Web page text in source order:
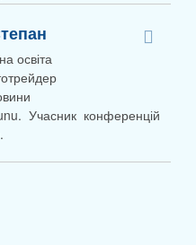
освіта
Учасник конференцій